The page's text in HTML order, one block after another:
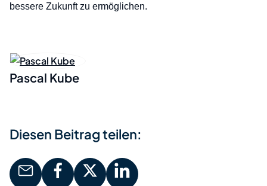
bessere Zukunft zu ermöglichen.
Pascal Kube
Diesen Beitrag teilen: